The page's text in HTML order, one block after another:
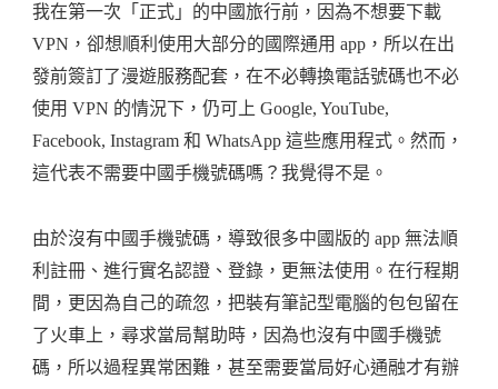
我在第一次「正式」的中國旅行前，因為不想要下載
VPN，卻想順利使用大部分的國際通用 app，所以在出
發前簽訂了漫遊服務配套，在不必轉換電話號碼也不必
使用 VPN 的情況下，仍可上 Google, YouTube,
Facebook, Instagram 和 WhatsApp 這些應用程式。然而，
這代表不需要中國手機號碼嗎？我覺得不是。
由於沒有中國手機號碼，導致很多中國版的 app 無法順
利註冊、進行實名認證、登錄，更無法使用。在行程期
間，更因為自己的疏忽，把裝有筆記型電腦的包包留在
了火車上，尋求當局幫助時，因為也沒有中國手機號
碼，所以過程異常困難，甚至需要當局好心通融才有辦